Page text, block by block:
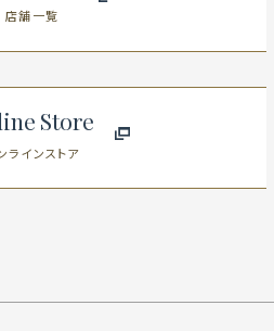
店舗一覧
Store
ラインストア